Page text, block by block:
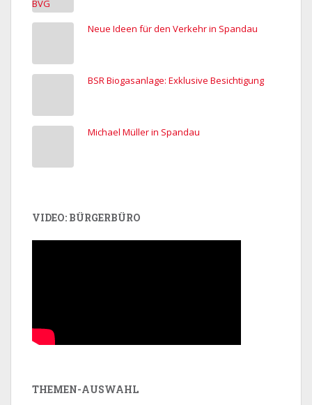
Neue Ideen für den Verkehr in Spandau
BSR Biogasanlage: Exklusive Besichtigung
Michael Müller in Spandau
VIDEO: BÜRGERBÜRO
THEMEN-AUSWAHL